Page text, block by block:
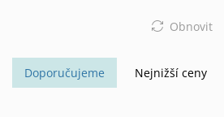
Obnovit
Doporučujeme Nejnižší ceny